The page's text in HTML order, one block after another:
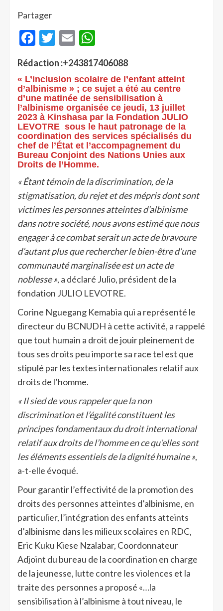
Partager
Facebook
Twitter
Email
Rédaction :+243817406088
« L’inclusion scolaire de l’enfant atteint
d’albinisme » ; ce sujet a été au centre
d’une matinée de sensibilisation à
l’albinisme organisée ce jeudi, 13 juillet
2023 à Kinshasa par la Fondation JULIO
LEVOTRE sous le haut patronage de la
coordination des services spécialisés du
chef de l’État et l’accompagnement du
Bureau Conjoint des Nations Unies aux
Droits de l’Homme.
« Étant témoin de la discrimination, de la
stigmatisation, du rejet et des mépris dont sont
victimes les personnes atteintes d’albinisme
dans notre société, nous avons estimé que nous
engager à ce combat serait un acte de bravoure
d’autant plus que rechercher le bien-être d’une
communauté marginalisée est un acte de
noblesse », a déclaré Julio, président de la
fondation JULIO LEVOTRE.
Corine Nguegang Kemabia qui a représenté le
directeur du BCNUDH à cette activité, a rappelé
que tout humain a droit de jouir pleinement de
tous ses droits peu importe sa race tel est que
stipulé par les textes internationales relatif aux
droits de l’homme.
« Il sied de vous rappeler que la non
discrimination et l’égalité constituent les
principes fondamentaux du droit international
relatif aux droits de l’homme en ce qu’elles sont
les éléments essentiels de la dignité humaine »,
a-t-elle évoqué.
Pour garantir l’effectivité de la promotion des
droits des personnes atteintes d’albinisme, en
particulier, l’intégration des enfants atteints
d’albinisme dans les milieux scolaires en RDC,
Eric Kuku Kiese Nzalabar, Coordonnateur
Adjoint du bureau de la coordination en charge
de la jeunesse, lutte contre les violences et la
traite des personnes a proposé «…la
sensibilisation à l’albinisme à tout niveau, le